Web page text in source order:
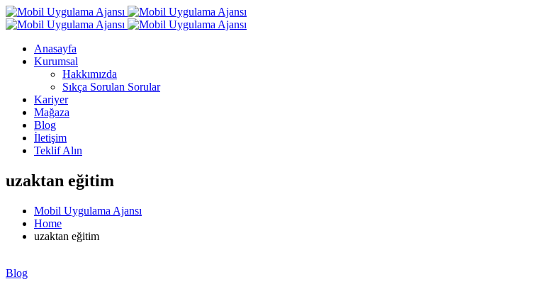
Skip
to
Anasayfa
Kurumsal
Hakkımızda
Sıkça Sorulan Sorular
Kariyer
Mağaza
Blog
İletişim
Teklif Alın
uzaktan eğitim
Mobil Uygulama Ajansı
Home
uzaktan eğitim
Blog